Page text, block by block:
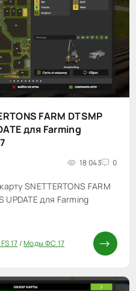
FARM DTSMP
для Farming
18 043 0
SNETTERTONS FARM
UPDATE для Farming
17/Моды ФС 17
20